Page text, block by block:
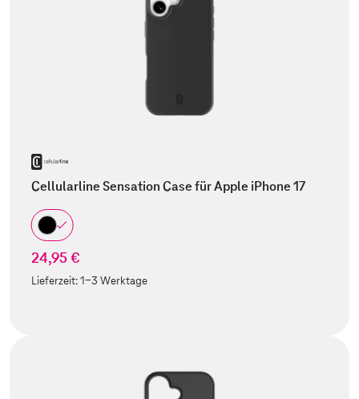
Cellularline Sensation Case für Apple iPhone 17
24,95 €
Lieferzeit:1-3 Werktage